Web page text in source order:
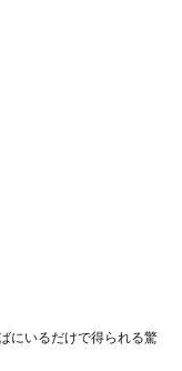
にいるだけで得られる驚